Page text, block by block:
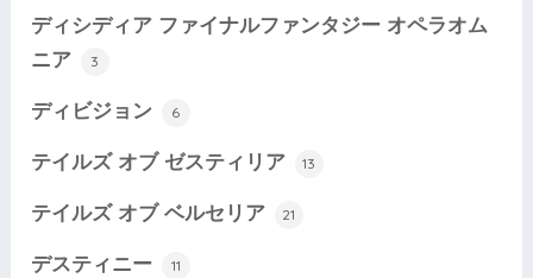
ディシディア ファイナルファンタジー オペラオム
ニア
3
ディビジョン 6
テイルズ オブ ゼスティリア 13
テイルズ オブ ベルセリア 21
デスティニー 11